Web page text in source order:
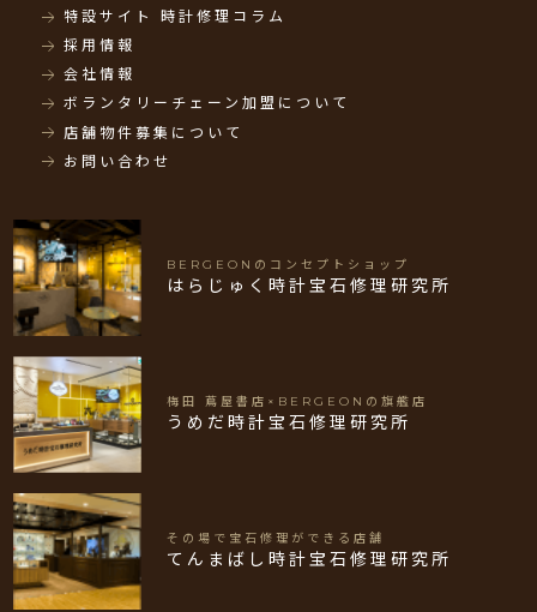
特設サイト 時計修理コラム
採用情報
会社情報
ボランタリーチェーン加盟について
店舗物件募集について
お問い合わせ
BERGEONのコンセプトショップ
はらじゅく時計宝石修理研究所
梅田 蔦屋書店×BERGEONの旗艦店
うめだ時計宝石修理研究所
その場で宝石修理ができる店舗
てんまばし時計宝石修理研究所